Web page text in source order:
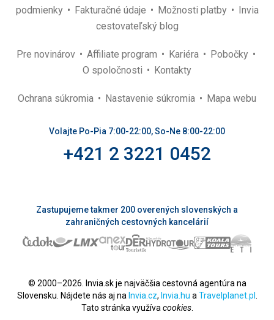
podmienky
Fakturačné údaje Možnosti platby
Invia
cestovateľský blog
Pre novinárov Affiliate program Kariéra
Pobočky
O spoločnosti
Kontakty
Ochrana súkromia Nastavenie súkromia Mapa webu
Volajte Po-Pia 7:00-22:00, So-Ne 8:00-22:00
+421 2 3221 0452
Zastupujeme takmer 200 overených slovenských a
zahraničných cestovných kancelárií
© 2000–2026. Invia.sk je najväčšia cestovná agentúra na
Slovensku. Nájdete nás aj na Invia.cz, Invia.hu a Travelplanet.pl
Tato stránka využíva cookies.